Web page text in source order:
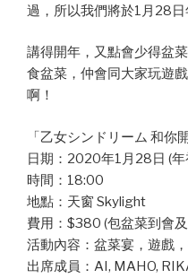
過，所以我們將於1月28日
講得開年，又點會少得盆
食盆菜，仲會同大家玩遊
啊！
「乙女シンドリーム 和你
日期：2020年1月28日 (年
時間：18:00
地點：天窗 Skylight
費用：$380 (包盆菜到會
活動內容：盆菜宴，遊戲
出席成員：AI, MAHO,